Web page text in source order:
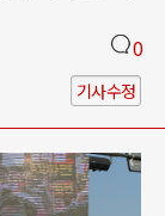
0
기사수정